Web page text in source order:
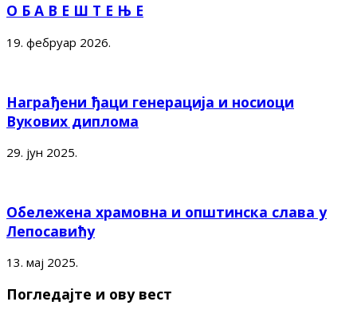
О Б А В Е Ш Т Е Њ Е
19. фебруар 2026.
Награђени ђаци генерација и носиоци
Вукових диплома
29. јун 2025.
Обележена храмовна и општинска слава у
Лепосавићу
13. мај 2025.
Погледајте и ову вест